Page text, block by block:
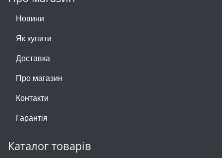
Новини
Як купити
Доставка
Про магазин
Контакти
Гарантія
Каталог товарів